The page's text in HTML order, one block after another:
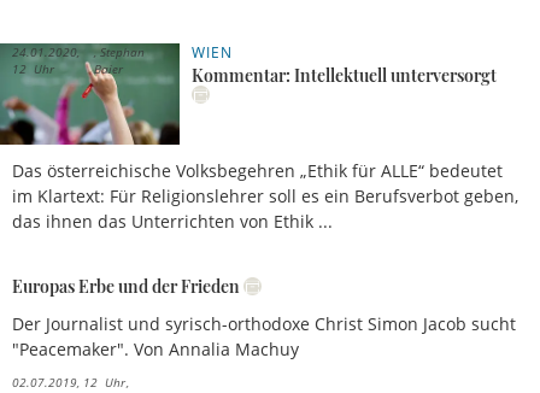
WIEN
Kommentar: Intellektuell unterversorgt
Das österreichische Volksbegehren „Ethik für ALLE“ bedeutet
im Klartext: Für Religionslehrer soll es ein Berufsverbot geben,
das ihnen das Unterrichten von Ethik ...
24.01.2020,
12 Uhr
Stephan
Baier
Europas Erbe und der Frieden
Der Journalist und syrisch-orthodoxe Christ Simon Jacob sucht
"Peacemaker". Von Annalia Machuy
02.07.2019, 12 Uhr